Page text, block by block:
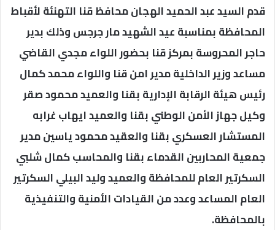
قدم السيد عبد الحميد الهجان محافظ قنا التهنئة لأقباط
المحافظة بمناسبة عيد الشهيد مار جرجس وذلك بدير
حاجر المحروسة بمركز قنا بحضور اللواء مجدي القاضي
مساعد وزير الداخلية مدير امن قنا واللواء محمد كمال
رئيس هيئة الرقابة الإدارية بقنا والعميد محمود صقر
وكيل جهاز الأمن الوطني بقنا والعميد ايهاب غرابه
المستشار العسكري بقنا والعقيد محمود ياسين مدير
جمعية المحاربين القدماء بقنا والمحاسب كمال شلبي
السكرتير العام للمحافظة والعميد وليد البيلي السكرتير
العام المساعد وعدد من القيادات الأمنية والتنفيذية
بالمحافظة.